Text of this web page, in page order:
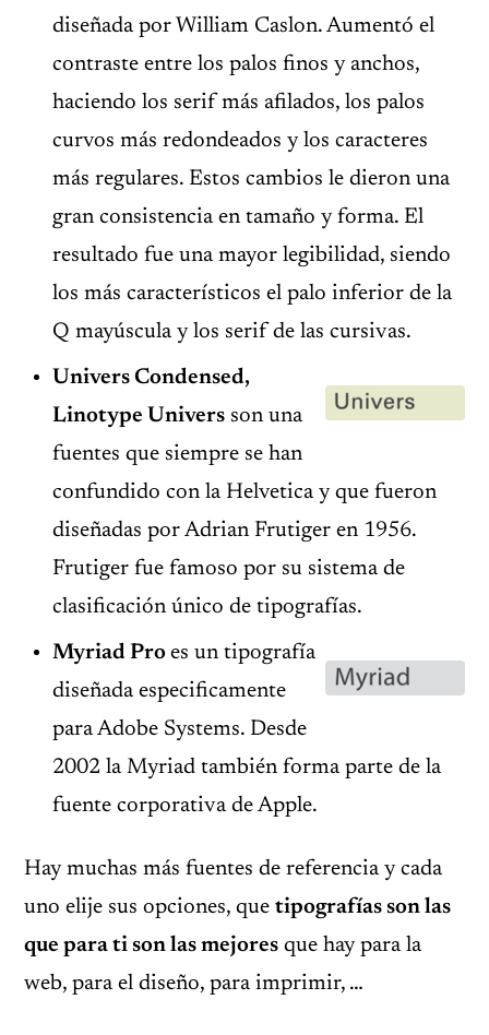
diseñada por William Caslon. Aumentó el
contraste entre los palos finos y anchos,
haciendo los serif más afilados, los palos
curvos más redondeados y los caracteres
más regulares. Estos cambios le dieron una
gran consistencia en tamaño y forma. El
resultado fue una mayor legibilidad, siendo
los más característicos el palo inferior de la
Q mayúscula y los serif de las cursivas.
Univers Condensed,
Linotype Univers son una
fuentes que siempre se han
confundido con la Helvetica y que fueron
diseñadas por Adrian Frutiger en 1956.
Frutiger fue famoso por su sistema de
clasificación único de tipografías.
Myriad Pro es un tipografía
diseñada especificamente
para Adobe Systems. Desde
2002 la Myriad también forma parte de la
fuente corporativa de Apple.
Hay muchas más fuentes de referencia y cada
uno elije sus opciones, que tipografías son las
que para ti son las mejores que hay para la
web, para el diseño, para imprimir, …